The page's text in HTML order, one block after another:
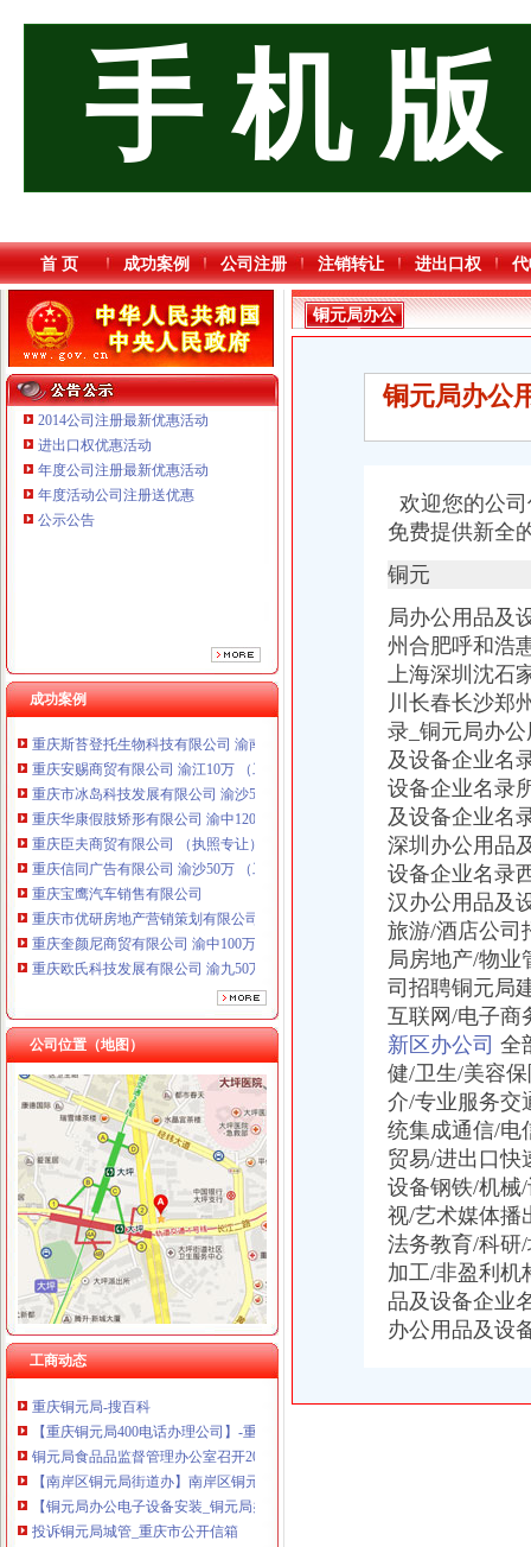
手 机 版
首 页 成功案例 公司注册 注销转让 进出口权
2014公司注册最新优惠活动
进出口权优惠活动
年度公司注册最新优惠活动
年度活动公司注册送优惠
公示公告
成功案例
重庆奎颜尼商贸有限公司 渝中100万 （工商注册）
重庆欧氏科技发展有限公司 渝九50万 （进出口权）
重庆金品科技有限公司 渝南100万 （进出口权）
重庆安赐商贸有限公司 渝江10万 （工商注册）
重庆市冰岛科技发展有限公司 渝沙50万 （进出口权）
重庆华康假肢矫形有限公司 渝中120万 （增资）
重庆臣夫商贸有限公司 （执照专让）
重庆信同广告有限公司 渝沙50万 （工商注册）
重庆宝鹰汽车销售有限公司
重庆市优研房地产营销策划有限公司
重庆奎颜尼商贸有限公司 渝中100万 （工商注册）
重庆欧氏科技发展有限公司 渝九50万 （进出口权）
重庆金品科技有限公司 渝南100万 （进出口权）
重庆斯苔登托生物科技有限公司 渝南10万 （工商注册）
重庆安赐商贸有限公司 渝江10万 （工商注册）
重庆市冰岛科技发展有限公司 渝沙50万 （进出口权）
重庆华康假肢矫形有限公司 渝中120万 （增资）
公司位置（地图）
工商动态
铜元局办公司
铜元局-重庆爱问分类
海外2018年大清铜中间粤字市场价值快速出式免费鉴定深圳展会布
重庆渝开发股份有限公司2011年半年度报告
渝开发：预计2013年度日常关联交易_股票频道_同花顺财经
【重庆铜元局采购招聘网_采购招聘信息】-重庆智联招聘
【重庆铜元局办公室装修公司_小型办公室装修_办公室装修费用】-重
【重庆铜元局400电话办理公司】-重庆赶集网
铜元局食品品监督管理办公室召开2017年度辖区食品安全工作部署会
【南岸区铜元局街道办】南岸区铜元局街道办电话,南岸区铜元局街道
【铜元局办公电子设备安装_铜元局办公桌椅安装】-58到家
投诉铜元局城管_重庆市公开信箱
107年前第一家本土工业企业铜元局点亮重庆第一盏灯_新浪重庆新闻_
铜元局办公
司
铜元局办公
欢迎您的公
免费提供新全
铜元
局办公用品及
州合肥呼和浩
上海深圳沈石
川长春长沙郑
录_铜元局办
及设备企业名
设备企业名录
及设备企业名
深圳办公用品
设备企业名录
汉办公用品及
旅游/酒店公司
局房地产/物业
司招聘铜元局
互联网/电子商
新区办公司 全
健/卫生/美容
介/专业服务交
统集成通信/电
贸易/进出口快
设备钢铁/机械
视/艺术媒体播
法务教育/科研
加工/非盈利机
品及设备企业
办公用品及设